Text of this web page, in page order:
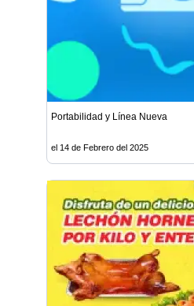
Portabilidad y Línea Nueva
el 14 de Febrero del 2025